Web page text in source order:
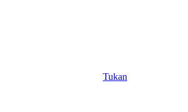
Tukan